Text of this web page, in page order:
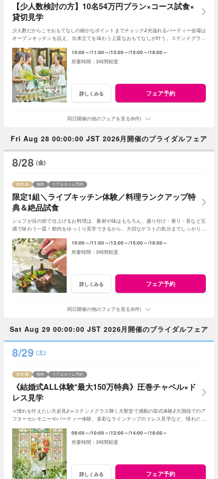
【少人数検討の方】10名54万円プラン×コース試食×
貸切見学
少人数だからこそおもてなしの細かなポイントまでチェック♪光溢れるパーティー会場は
オープンキッチンを設え、出来立てを味わう上質なおもてなしが叶う。ステンドグラス
10:00～ 11:00～ 13:00～ 15:00～ 18:00～
3時間程度
詳しくみる フェア予約
同日開催の他のフェアを見る(6件)
Fri Aug 28 00:00:00 JST 2026月開催のブライダルフェア
8/28 (金)
限定1組＼ライブキッチン体験／料理ランクアップ特
典＆絶品試食
残席 無料 リアルタイム予約
シェフが目の前で仕上げるお料理は、素材や味はもちろん、盛り付け・香り・音など五
感で味わう一皿！館内をゆっくり見学できるから、大切なゲストの気分までしっかりイ
10:00～ 11:00～ 13:00～ 15:00～ 18:00～
3時間程度
詳しくみる フェア予約
同日開催の他のフェアを見る(6件)
Sat Aug 29 00:00:00 JST 2026月開催のブライダルフェア
8/29 (土)
《結婚式ALL体験*最大150万特典》圧巻チャペル×ド
レス見学
残席 無料 リアルタイム予約
≪憧れを叶えたい方必見♪≫ステンドグラス輝く大聖堂で感動の挙式体験♪大階段でのア
フターセレモニーやパーティー体験、多彩なラインナップのドレス見学など、憧れの花
09:00～ 10:00～ 12:00～ 14:00～ 18:00～
3時間程度
詳しくみる フェア予約